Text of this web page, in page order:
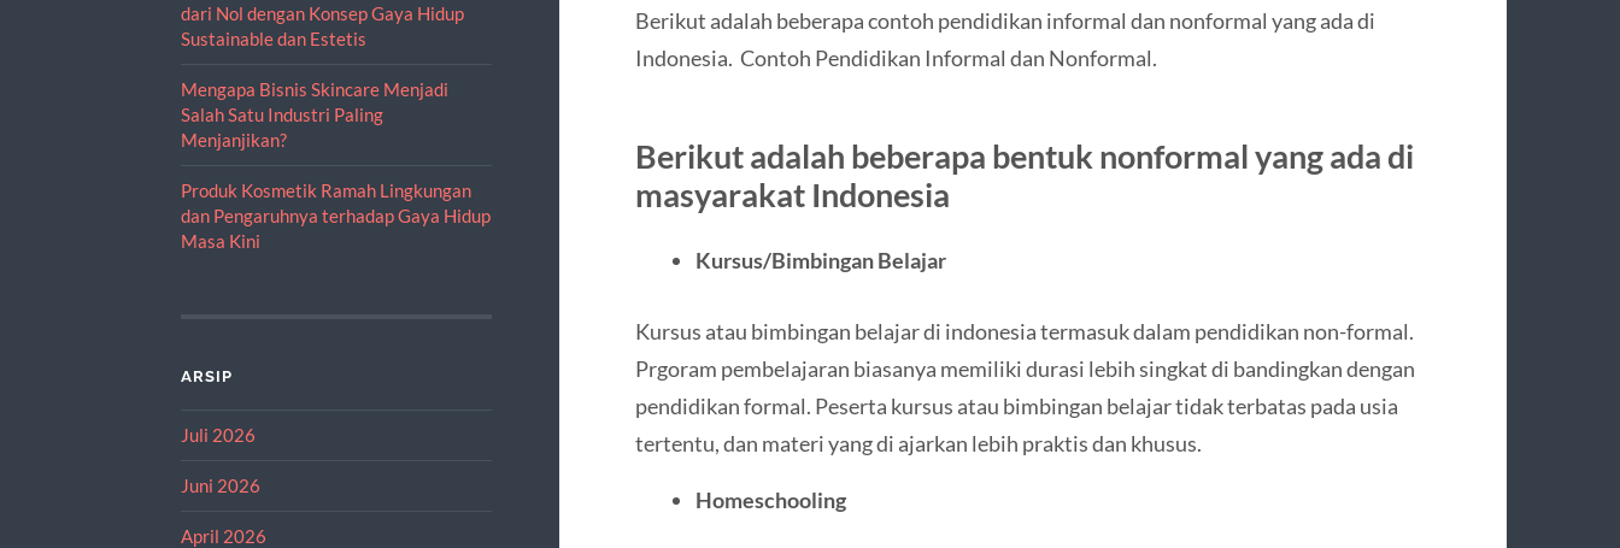
dari Nol dengan Konsep Gaya Hidup
Sustainable dan Estetis
Mengapa Bisnis Skincare Menjadi
Salah Satu Industri Paling
Menjanjikan?
Produk Kosmetik Ramah Lingkungan
dan Pengaruhnya terhadap Gaya Hidup
Masa Kini
ARSIP
Juli 2026
Juni 2026
April 2026
Berikut adalah beberapa contoh pendidikan informal dan nonformal yang ada di
Indonesia. Contoh Pendidikan Informal dan Nonformal.
Berikut adalah beberapa bentuk nonformal yang ada di
masyarakat Indonesia
Kursus/Bimbingan Belajar
Kursus atau bimbingan belajar di indonesia termasuk dalam pendidikan non-formal.
Prgoram pembelajaran biasanya memiliki durasi lebih singkat di bandingkan dengan
pendidikan formal. Peserta kursus atau bimbingan belajar tidak terbatas pada usia
tertentu, dan materi yang di ajarkan lebih praktis dan khusus.
Homeschooling